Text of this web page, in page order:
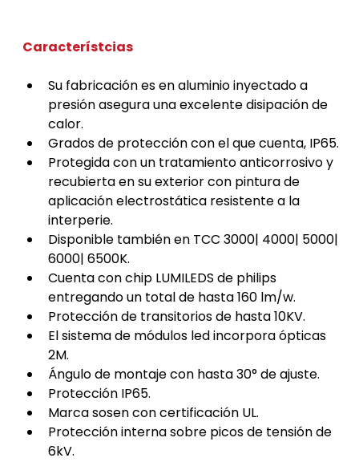
Característcias
Su fabricación es en aluminio inyectado a
presión asegura una excelente disipación de
calor.
Grados de protección con el que cuenta, IP65.
Protegida con un tratamiento anticorrosivo y
recubierta en su exterior con pintura de
aplicación electrostática resistente a la
interperie.
Disponible también en TCC 3000| 4000| 5000|
6000| 6500K.
Cuenta con chip LUMILEDS de philips
entregando un total de hasta 160 lm/w.
Protección de transitorios de hasta 10KV.
El sistema de módulos led incorpora ópticas
2M.
Ángulo de montaje con hasta 30° de ajuste.
Protección IP65.
Marca sosen con certificación UL.
Protección interna sobre picos de tensión de
6kV.